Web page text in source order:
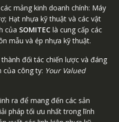
mảng kinh doanh chính: Máy
Hạt nhựa kỹ thuật và các vật
của SOMITEClà cung cấp các
mẫu và ép nhựa kỹ thuật.
đối tác chiến lược và đáng
của công ty: Your Valued
ra để mang đến các sản
pháp tối ưu nhất trong lĩnh